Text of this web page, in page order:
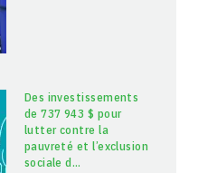
Des investissements
de 737 943 $ pour
lutter contre la
pauvreté et l’exclusion
sociale d…